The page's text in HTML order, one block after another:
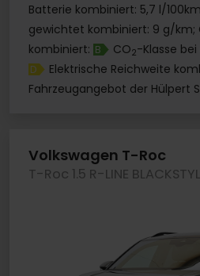
Batterie kombiniert: 5,7 l/
gewichtet kombiniert: 9 g/km;
kombiniert: B CO2-Klasse
D
Elektrische Reichweite
Fahrzeugangebot der Hülpert
Volkswagen T-Roc